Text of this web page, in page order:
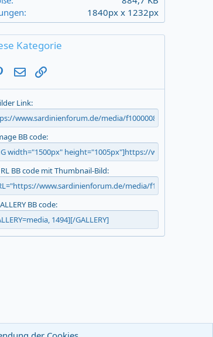
)
1840px x 1232px
Kategorie
Pinterest
E-Mail
Link
BB code
BB code mit Thumbnail-Bild
BB code